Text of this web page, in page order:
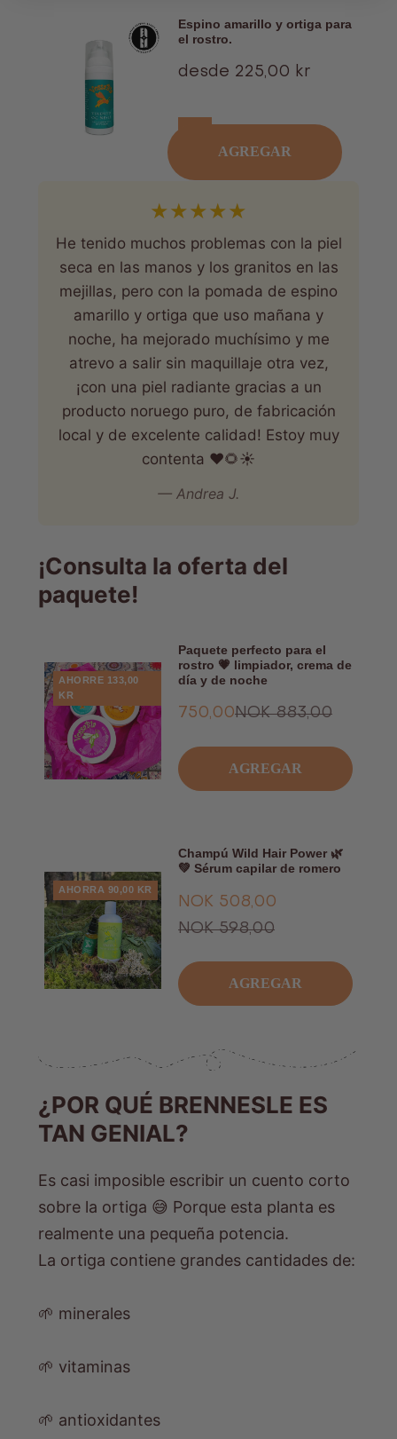
Espino amarillo y ortiga para
el rostro.
Oferta
desde 225,00 kr
AGREGAR
★★★★★
He tenido muchos problemas con la piel
seca en las manos y los granitos en las
mejillas, pero con la pomada de espino
amarillo y ortiga que uso mañana y
noche, ha mejorado muchísimo y me
atrevo a salir sin maquillaje otra vez,
¡con una piel radiante gracias a un
producto noruego puro, de fabricación
local y de excelente calidad! Estoy muy
contenta ❤️🌻☀️
— Andrea J.
¡Consulta la oferta del
paquete!
AHORRE 133,00
KR
Paquete perfecto para el
rostro 💗 limpiador, crema de
día y de noche
Oferta
750,00Precio
NOK 883,00
AGREGAR
AHORRA 90,00 KR
Champú Wild Hair Power 🌿
💚 Sérum capilar de romero
Oferta
NOK 508,00
Precio
NOK 598,00
AGREGAR
¿POR QUÉ BRENNESLE ES
TAN GENIAL?
Es casi imposible escribir un cuento corto
sobre la ortiga 😅 Porque esta planta es
realmente una pequeña potencia.
La ortiga contiene grandes cantidades de:
🌱 minerales
🌱 vitaminas
🌱 antioxidantes